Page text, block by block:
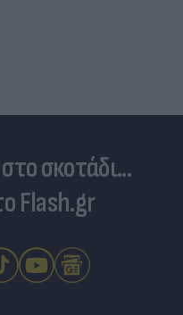
σκοτάδι...
Flash.gr